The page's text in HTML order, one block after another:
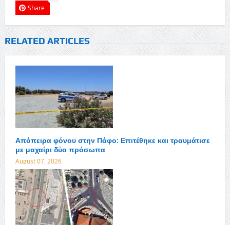
Share
RELATED ARTICLES
Απόπειρα φόνου στην Πάφο: Επιτέθηκε και τραυμάτισε
με μαχαίρι δύο πρόσωπα
August 07, 2026